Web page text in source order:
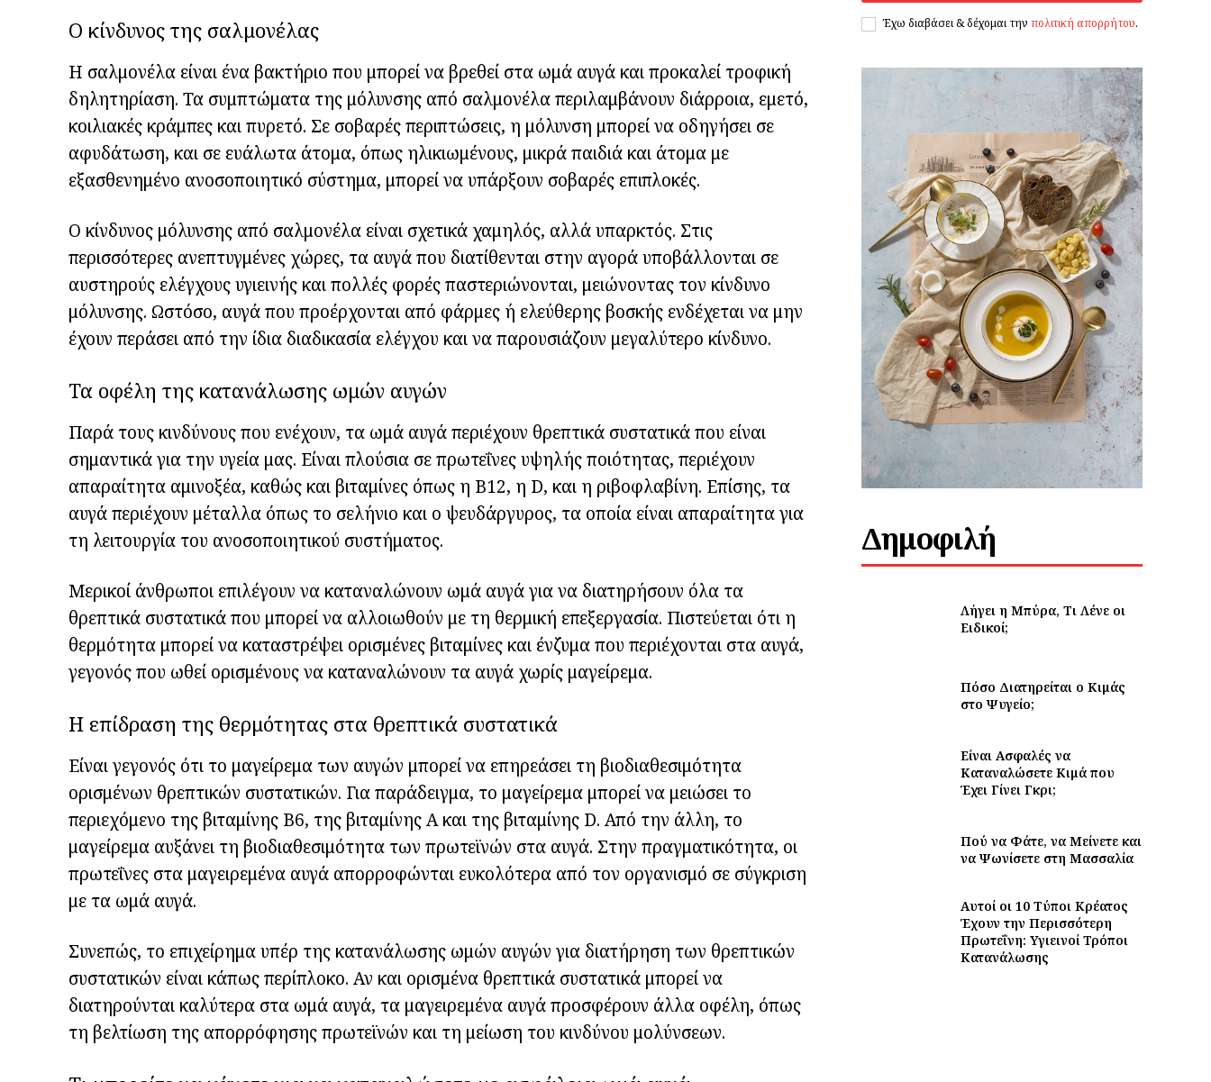
Ο κίνδυνος της σαλμονέλας
Η σαλμονέλα είναι ένα βακτήριο που μπορεί να βρεθεί στα ωμά αυγά και προκαλεί τροφική
δηλητηρίαση. Τα συμπτώματα της μόλυνσης από σαλμονέλα περιλαμβάνουν διάρροια, εμετό,
κοιλιακές κράμπες και πυρετό. Σε σοβαρές περιπτώσεις, η μόλυνση μπορεί να οδηγήσει σε
αφυδάτωση, και σε ευάλωτα άτομα, όπως ηλικιωμένους, μικρά παιδιά και άτομα με
εξασθενημένο ανοσοποιητικό σύστημα, μπορεί να υπάρξουν σοβαρές επιπλοκές.
Ο κίνδυνος μόλυνσης από σαλμονέλα είναι σχετικά χαμηλός, αλλά υπαρκτός. Στις
περισσότερες ανεπτυγμένες χώρες, τα αυγά που διατίθενται στην αγορά υποβάλλονται σε
αυστηρούς ελέγχους υγιεινής και πολλές φορές παστεριώνονται, μειώνοντας τον κίνδυνο
μόλυνσης. Ωστόσο, αυγά που προέρχονται από φάρμες ή ελεύθερης βοσκής ενδέχεται να μην
έχουν περάσει από την ίδια διαδικασία ελέγχου και να παρουσιάζουν μεγαλύτερο κίνδυνο.
Τα οφέλη της κατανάλωσης ωμών αυγών
Παρά τους κινδύνους που ενέχουν, τα ωμά αυγά περιέχουν θρεπτικά συστατικά που είναι
σημαντικά για την υγεία μας. Είναι πλούσια σε πρωτεΐνες υψηλής ποιότητας, περιέχουν
απαραίτητα αμινοξέα, καθώς και βιταμίνες όπως η B12, η D, και η ριβοφλαβίνη. Επίσης, τα
αυγά περιέχουν μέταλλα όπως το σελήνιο και ο ψευδάργυρος, τα οποία είναι απαραίτητα για
τη λειτουργία του ανοσοποιητικού συστήματος.
Μερικοί άνθρωποι επιλέγουν να καταναλώνουν ωμά αυγά για να διατηρήσουν όλα τα
θρεπτικά συστατικά που μπορεί να αλλοιωθούν με τη θερμική επεξεργασία. Πιστεύεται ότι η
θερμότητα μπορεί να καταστρέψει ορισμένες βιταμίνες και ένζυμα που περιέχονται στα αυγά,
γεγονός που ωθεί ορισμένους να καταναλώνουν τα αυγά χωρίς μαγείρεμα.
Η επίδραση της θερμότητας στα θρεπτικά συστατικά
Είναι γεγονός ότι το μαγείρεμα των αυγών μπορεί να επηρεάσει τη βιοδιαθεσιμότητα
ορισμένων θρεπτικών συστατικών. Για παράδειγμα, το μαγείρεμα μπορεί να μειώσει το
περιεχόμενο της βιταμίνης Β6, της βιταμίνης Α και της βιταμίνης D. Από την άλλη, το
μαγείρεμα αυξάνει τη βιοδιαθεσιμότητα των πρωτεϊνών στα αυγά. Στην πραγματικότητα, οι
πρωτεΐνες στα μαγειρεμένα αυγά απορροφώνται ευκολότερα από τον οργανισμό σε σύγκριση
με τα ωμά αυγά.
Συνεπώς, το επιχείρημα υπέρ της κατανάλωσης ωμών αυγών για διατήρηση των θρεπτικών
συστατικών είναι κάπως περίπλοκο. Αν και ορισμένα θρεπτικά συστατικά μπορεί να
διατηρούνται καλύτερα στα ωμά αυγά, τα μαγειρεμένα αυγά προσφέρουν άλλα οφέλη, όπως
τη βελτίωση της απορρόφησης πρωτεϊνών και τη μείωση του κινδύνου μολύνσεων.
Έχω διαβάσει & δέχομαι τηνπολιτική απορρήτου.
Δημοφιλή
Λήγει η Μπύρα, Τι Λένε οι
Ειδικοί;
Πόσο Διατηρείται ο Κιμάς
στο Ψυγείο;
Είναι Ασφαλές να
Καταναλώσετε Κιμά που
Έχει Γίνει Γκρι;
Πού να Φάτε, να Μείνετε και
να Ψωνίσετε στη Μασσαλία
Αυτοί οι 10 Τύποι Κρέατος
Έχουν την Περισσότερη
Πρωτεΐνη: Υγιεινοί Τρόποι
Κατανάλωσης